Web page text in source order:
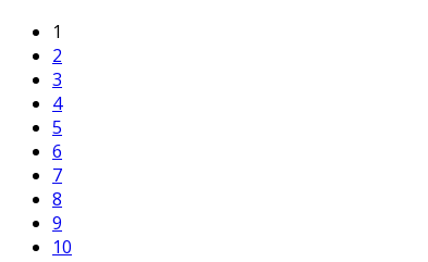
1
2
3
4
5
6
7
8
9
10